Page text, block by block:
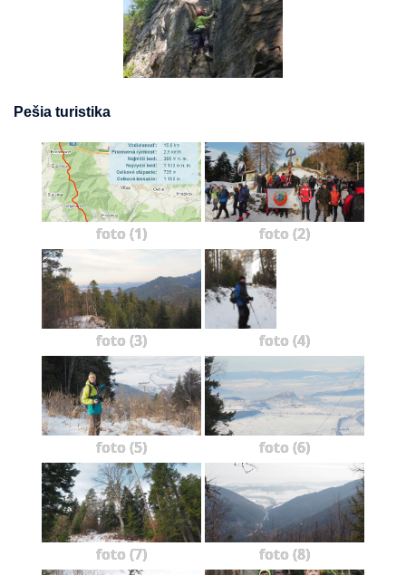
Pešia turistika
foto (1) foto (2)
foto (3) foto (4)
foto (5) foto (6)
foto (7) foto (8)